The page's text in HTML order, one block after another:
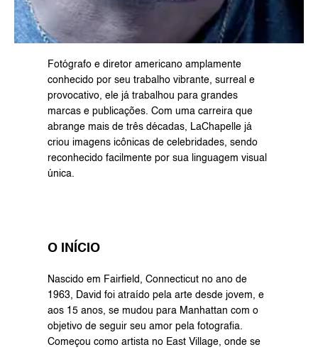
Fotógrafo e diretor americano amplamente
conhecido por seu trabalho vibrante, surreal e
provocativo, ele já trabalhou para grandes
marcas e publicações. Com uma carreira que
abrange mais de três décadas, LaChapelle já
criou imagens icônicas de celebridades, sendo
reconhecido facilmente por sua linguagem visual
única.
O INÍCIO
Nascido em Fairfield, Connecticut no ano de
1963, David foi atraído pela arte desde jovem, e
aos 15 anos, se mudou para Manhattan com o
objetivo de seguir seu amor pela fotografia.
Começou como artista no East Village, onde se